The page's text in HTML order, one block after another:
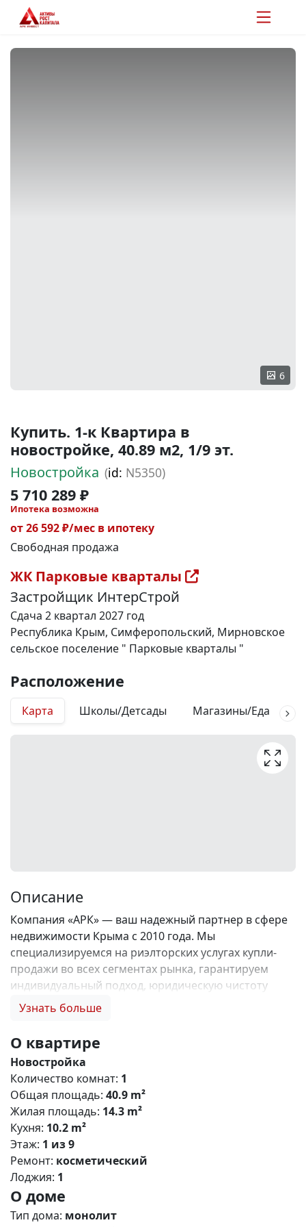
6
Купить. 1-к Квартира в
новостройке, 40.89 м2, 1/9 эт.
Новостройка (id: N5350)
5 710 289 ₽
Ипотека возможна
от 26 592 ₽/мес в ипотеку
Свободная продажа
ЖК Парковые кварталы
Застройщик ИнтерСтрой
Сдача 2 квартал 2027 год
Республика Крым, Симферопольский, Мирновское
сельское поселение " Парковые кварталы "
Расположение
Карта Школы/Детсады Магазины/Еда
Описание
Компания «АРК» — ваш надежный партнер в сфере
недвижимости Крыма с 2010 года. Мы
специализируемся на риэлторских услугах купли-
продажи во всех сегментах рынка, гарантируем
индивидуальный подход, юридическую чистоту
объектов и безопасность сделок. Самое ценное для
комиссии и оформление ипотеки бесплатно; 2.
Покупку недвижимости по цене застройщика +
акции, бонусы, подарки; 3. Экспертное мнение о
каждом застройщике. Ваши интересы — наш
приоритет! 4. Профессиональную поддержку на всех
этапах сделки до получения ключей; 5. Фейерверк
подарков🎁 🎁 🎁! Купи с нами и выбери свой
ПОДАРОК! ЖК «Парковые кварталы» - это ваш
безусловный комфорт в активно развивающемся
районе Симферополя! Жилищный комплекс
сочетает в себе строгие формы, лаконичный дизайн
,прекрасно развитую инфраструктуру и уникальные
Узнать больше
О квартире
Новостройка
Количество комнат: 1
Общая площадь: 40.9 m²
Жилая площадь: 14.3 m²
Кухня: 10.2 m²
Этаж: 1 из 9
Ремонт: косметический
Лоджия: 1
О доме
Тип дома: монолит